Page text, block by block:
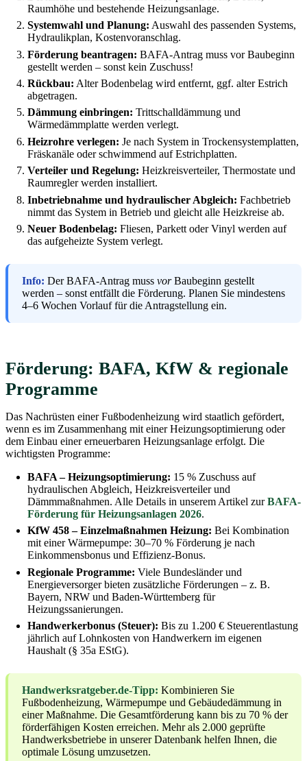
Raumhöhe und bestehende Heizungsanlage.
Systemwahl und Planung: Auswahl des passenden Systems,
Hydraulikplan, Kostenvoranschlag.
Förderung beantragen: BAFA-Antrag muss vor Baubeginn
gestellt werden – sonst kein Zuschuss!
Rückbau: Alter Bodenbelag wird entfernt, ggf. alter Estrich
abgetragen.
Dämmung einbringen: Trittschalldämmung und
Wärmedämmplatte werden verlegt.
Heizrohre verlegen: Je nach System in Trockensystemplatten,
Fräskanäle oder schwimmend auf Estrichplatten.
Verteiler und Regelung: Heizkreisverteiler, Thermostate und
Raumregler werden installiert.
Inbetriebnahme und hydraulischer Abgleich: Fachbetrieb
nimmt das System in Betrieb und gleicht alle Heizkreise ab.
Neuer Bodenbelag: Fliesen, Parkett oder Vinyl werden auf
das aufgeheizte System verlegt.
Info: Der BAFA-Antrag muss vorBaubeginn gestellt
werden – sonst entfällt die Förderung. Planen Sie mindestens
4–6 Wochen Vorlauf für die Antragstellung ein.
Förderung: BAFA, KfW & regionale
Programme
Das Nachrüsten einer Fußbodenheizung wird staatlich gefördert,
wenn es im Zusammenhang mit einer Heizungsoptimierung oder
dem Einbau einer erneuerbaren Heizungsanlage erfolgt. Die
wichtigsten Programme:
BAFA – Heizungsoptimierung: 15 % Zuschuss auf
hydraulischen Abgleich, Heizkreisverteiler und
Dämmmaßnahmen. Alle Details in unserem Artikel zurBAFA-
Förderung für Heizungsanlagen 2026.
KfW 458 – Einzelmaßnahmen Heizung: Bei Kombination
mit einer Wärmepumpe: 30–70 % Förderung je nach
Einkommensbonus und Effizienz-Bonus.
Regionale Programme: Viele Bundesländer und
Energieversorger bieten zusätzliche Förderungen – z. B.
Bayern, NRW und Baden-Württemberg für
Heizungssanierungen.
Handwerkerbonus (Steuer): Bis zu 1.200 € Steuerentlastung
jährlich auf Lohnkosten von Handwerkern im eigenen
Haushalt (§ 35a EStG).
Handwerksratgeber.de-Tipp: Kombinieren Sie
Fußbodenheizung, Wärmepumpe und Gebäudedämmung in
einer Maßnahme. Die Gesamtförderung kann bis zu 70 % der
förderfähigen Kosten erreichen. Mehr als 2.000 geprüfte
Handwerksbetriebe in unserer Datenbank helfen Ihnen, die
optimale Lösung umzusetzen.